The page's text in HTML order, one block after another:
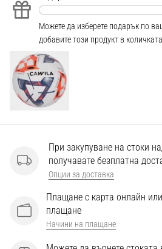
играчи,
…
Покажи
всички
статии
Можете да изберете подарък по
добавите този продукт в количката.
При закупуване на стоки
получавате безплатна
Опции за доставка
Плащане с карта онлайн
плащане
Начини на плащане